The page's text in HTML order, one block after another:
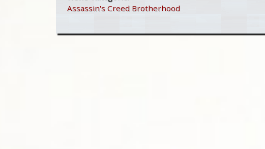
Assassin's Creed Brotherhood